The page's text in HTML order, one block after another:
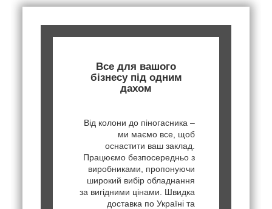
Все для вашого
бізнесу під одним
дахом
Від колони до піногасника –
ми маємо все, щоб
оснастити ваш заклад.
Працюємо безпосередньо з
виробниками, пропонуючи
широкий вибір обладнання
за вигідними цінами. Швидка
доставка по Україні та